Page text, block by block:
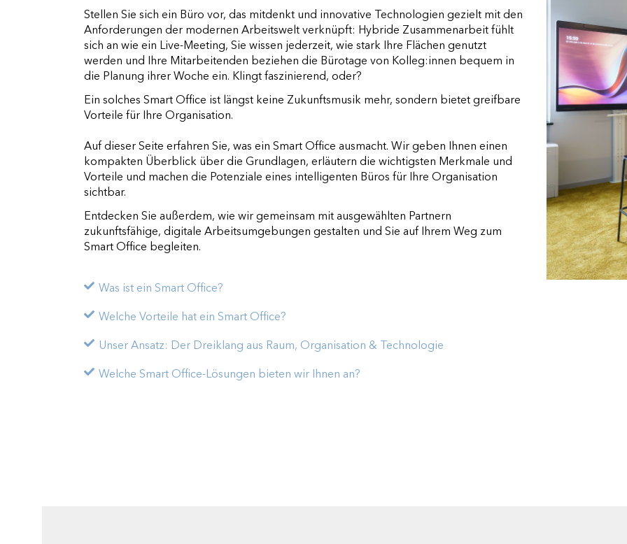
Stellen Sie sich ein Büro vor, das mitdenkt und innovative Technologien gezielt mit den
Anforderungen der modernen Arbeitswelt verknüpft: Hybride Zusammenarbeit fühlt
sich an wie ein Live-Meeting, Sie wissen jederzeit, wie stark Ihre Flächen genutzt
werden und Ihre Mitarbeitenden beziehen die Bürotage von Kolleg:innen bequem in
die Planung ihrer Woche ein. Klingt faszinierend, oder?
Ein solches Smart Office ist längst keine Zukunftsmusik mehr, sondern bietet greifbare
Vorteile für Ihre Organisation.
Auf dieser Seite erfahren Sie, was ein Smart Office ausmacht. Wir geben Ihnen einen
kompakten Überblick über die Grundlagen, erläutern die wichtigsten Merkmale und
Vorteile und machen die Potenziale eines intelligenten Büros für Ihre Organisation
sichtbar.
Entdecken Sie außerdem, wie wir gemeinsam mit ausgewählten Partnern
zukunftsfähige, digitale Arbeitsumgebungen gestalten und Sie auf Ihrem Weg zum
Smart Office begleiten.
Was ist ein Smart Office?
Welche Vorteile hat ein Smart Office?
Unser Ansatz: Der Dreiklang aus Raum, Organisation & Technologie
Welche Smart Office-Lösungen bieten wir Ihnen an?